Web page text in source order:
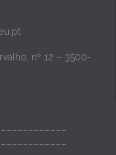
nº 12 – 3500-